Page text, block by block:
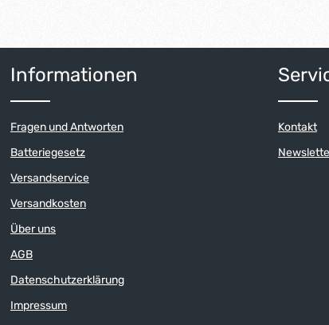
Informationen
Fragen und Antworten
Batteriegesetz
Versandservice
Versandkosten
Über uns
AGB
Datenschutzerklärung
Impressum
Kontakt